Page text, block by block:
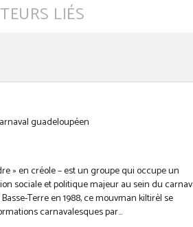
LIÉS
guadeloupéen
» en créole – est un groupe qui occupe un
sociale et politique majeur au sein du
Terre en 1988, ce mouvman kiltirèl se
carnavalesques par...